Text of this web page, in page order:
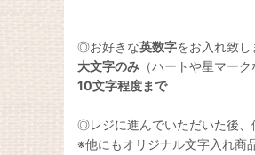
◎お好きな英数字をお入れ致し
大文字のみ （ハートや星マーク
10文字程度まで
◎レジに進んでいただいた後、
※他にもオリジナル文字入れ商